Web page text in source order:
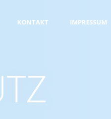
KONTAKT IMPRESSUM